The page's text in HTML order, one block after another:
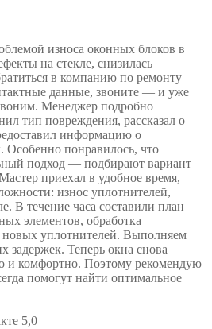
износа оконных блоков в
на стекле, снизилась
в компанию по ремонту
данные, звоните — и уже
Менеджер подробно
тип повреждения, рассказал о
информацию о
Особенно понравилось, что
подход — подбирают вариант
приехал в удобное время,
износ уплотнителей,
В течение часа составили план
элементов, обработка
новых уплотнителей. Выполняем
задержек. Теперь окна снова
и комфортно. Поэтому рекомендую
помогут найти оптимальное
5,0